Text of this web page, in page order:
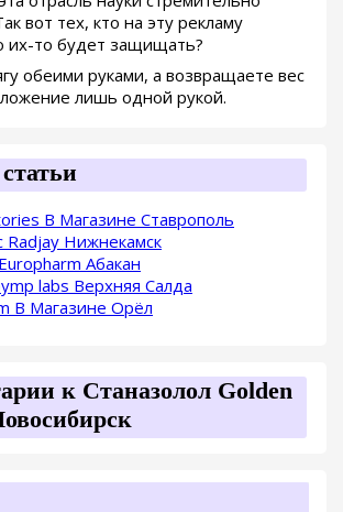
вот тех, кто на эту рекламу
их-то будет защищать?
обеими руками, а возвращаете вес
лишь одной рукой.
В Магазине Ставрополь
Radjay Нижнекамск
Абакан
labs Верхняя Салда
В Магазине Орёл
к Станазолол Golden